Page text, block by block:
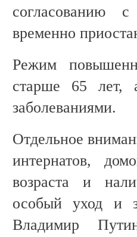
согласованию
временно
Режим
старше 65 лет,
заболеваниями.
Отдельное
интернатов,
возраста и
особый уход и
Владимир